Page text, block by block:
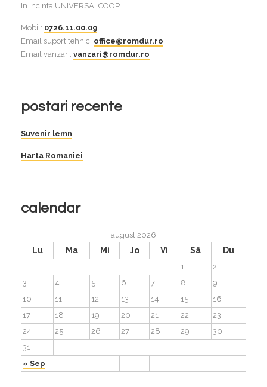
In incinta UNIVERSALCOOP
Mobil: 0726.11.00.09
Email suport tehnic: office@romdur.ro
Email vanzari: vanzari@romdur.ro
postari recente
Suvenir lemn
Harta Romaniei
calendar
august 2026
Lu Ma Mi Jo Vi Sâ Du
« Sep
1
2
3
4 5 6 7 8
9
10
11 12 13 14 15
16
17
18 19 20 21 22
23
24
25 26 27 28 29
30
31